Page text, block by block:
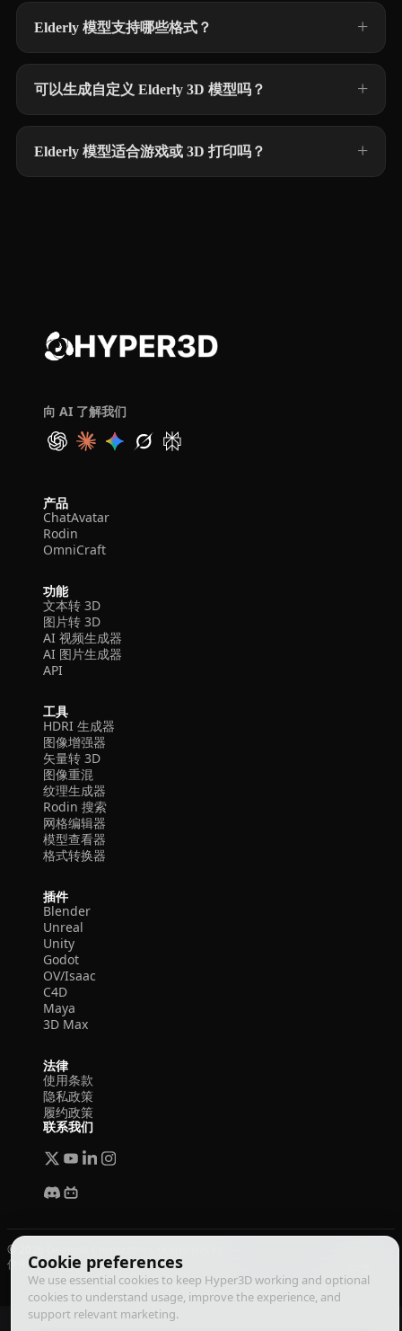
Cookie preferences
We use essential cookies to keep Hyper3D working and optional
cookies to understand usage, improve the experience, and
support relevant marketing.
Elderly 模型支持哪些格式？
可以生成自定义 Elderly 3D 模型吗？
Elderly 模型适合游戏或 3D 打印吗？
向 AI 了解我们
产品
ChatAvatar
Rodin
OmniCraft
功能
文本转 3D
图片转 3D
AI 视频生成器
AI 图片生成器
API
工具
HDRI 生成器
图像增强器
矢量转 3D
图像重混
纹理生成器
Rodin 搜索
网格编辑器
模型查看器
格式转换器
插件
Blender
Unreal
Unity
Godot
OV/Isaac
C4D
Maya
3D Max
法律
使用条款
隐私政策
履约政策
联系我们
© 2026 Deemos Corporation. 保留所有权利
使用条款隐私政策履约政策